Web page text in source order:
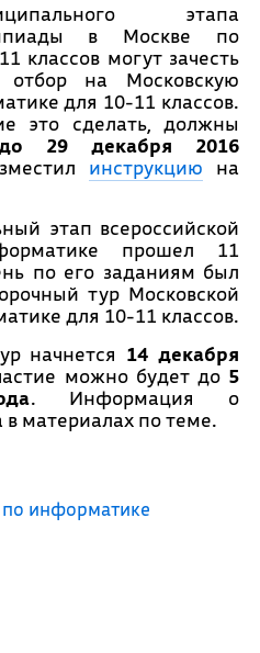
этапа
в Москве по
классов могут зачесть
отбор на Московскую
для 10-11 классов.
это сделать, должны
29 декабря 2016
инструкцию на
этап всероссийской
прошел 11
по его заданиям был
тур Московской
для 10-11 классов.
начнется 14 декабря
можно будет до 5
. Информация о
материалах по теме.
информатике